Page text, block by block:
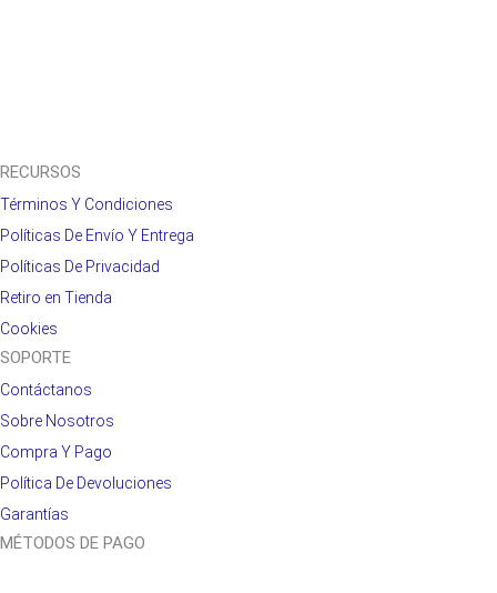
RECURSOS
Términos Y Condiciones
Políticas De Envío Y Entrega
Políticas De Privacidad
Retiro en Tienda
Cookies
SOPORTE
Contáctanos
Sobre Nosotros
Compra Y Pago
Política De Devoluciones
Garantías
MÉTODOS DE PAGO